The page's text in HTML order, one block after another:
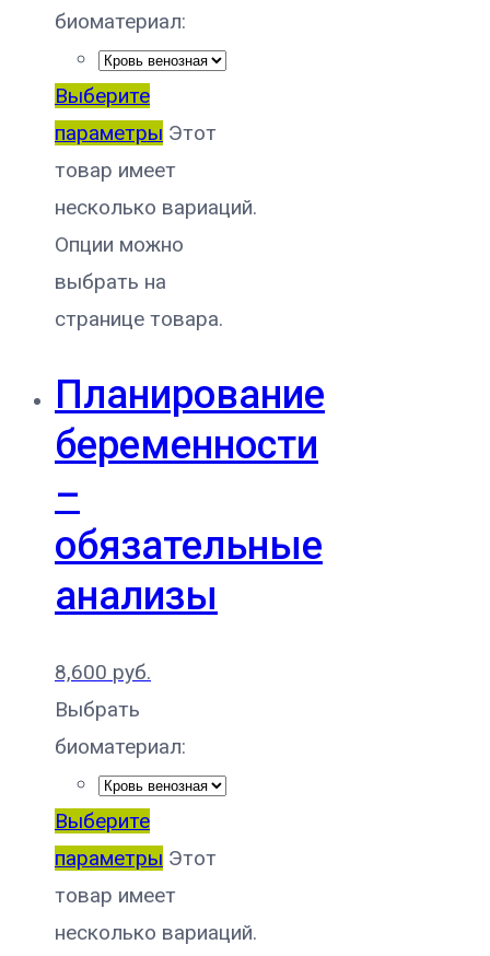
биоматериал:
Выберите
параметры Этот
товар имеет
несколько вариаций.
Опции можно
выбрать на
странице товара.
Планирование
беременности
–
обязательные
анализы
8,600 руб.
Выбрать
биоматериал:
Выберите
параметры Этот
товар имеет
несколько вариаций.